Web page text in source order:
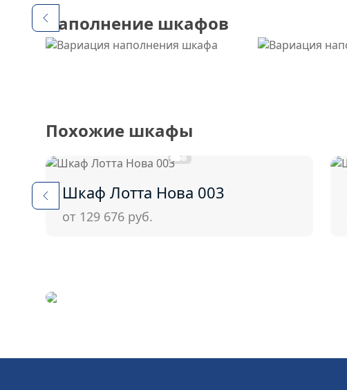
Наполнение шкафов
Похожие шкафы
Шкаф Лотта Нова 003
от 129 676 руб.